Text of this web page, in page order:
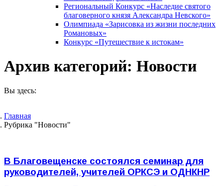
Региональный Конкурс «Наследие святого
благоверного князя Александра Невского»
Олимпиада «Зарисовка из жизни последних
Романовых»
Конкурс «Путешествие к истокам»
Архив категорий: Новости
Вы здесь:
Главная
Рубрика "Новости"
В Благовещенске состоялся семинар для
руководителей, учителей ОРКСЭ и ОДНКНР